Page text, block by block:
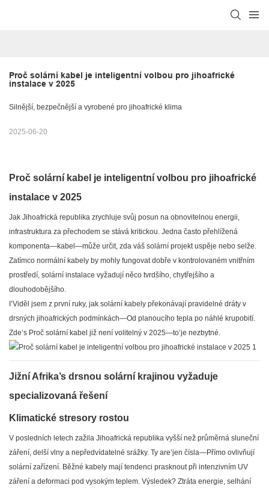
Proč solární kabel je inteligentní volbou pro jihoafrické
instalace v 2025
Silnější, bezpečnější a vyrobené pro jihoafrické klima
2025-06-20
Proč solární kabel je inteligentní volbou pro jihoafrické
instalace v 2025
Jak Jihoafrická republika zrychluje svůj posun na obnovitelnou energii,
infrastruktura za přechodem se stává kritickou. Jedna často přehlížená
komponenta—kabel—může určit, zda váš solární projekt uspěje nebo selže.
Zatímco normální kabely by mohly fungovat dobře v kontrolovaném vnitřním
prostředí, solární instalace vyžadují něco tvrdšího, chytřejšího a
dlouhodobějšího.
I’Viděl jsem z první ruky, jak solární kabely překonávají pravidelné dráty v
drsných jihoafrických podmínkách—Od planoucího tepla po náhlé krupobití.
Zde’s Proč solární kabel již není volitelný v 2025—to’je nezbytné.
Jižní Afrika’s drsnou solární krajinou vyžaduje
specializovaná řešení
Klimatické stresory rostou
V posledních letech zažila Jihoafrická republika vyšší než průměrná sluneční
záření, delší vlny a nepředvídatelné srážky. Ty are’jen čísla—Přímo ovlivňují
solární zařízení. Běžné kabely mají tendenci prasknout při intenzivním UV
záření a deformaci pod vysokým teplem. Výsledek? Ztráta energie, selhání